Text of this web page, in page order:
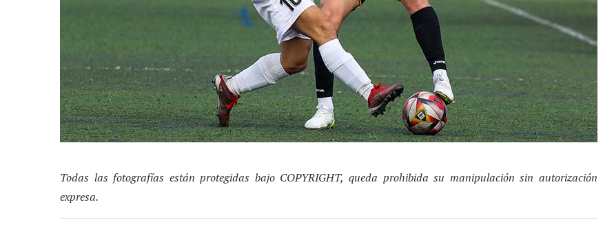
Todas las fotografías están protegidas bajo COPYRIGHT, queda prohibida su manipulación sin autorización
expresa.